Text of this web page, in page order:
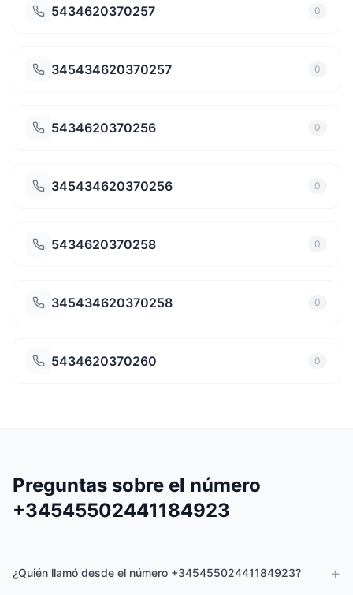
5434620370257 0
345434620370257 0
5434620370256 0
345434620370256 0
5434620370258 0
345434620370258 0
5434620370260 0
Preguntas sobre el número
+34545502441184923
¿Quién llamó desde el número +34545502441184923? +